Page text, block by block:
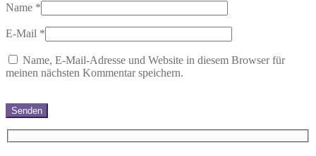
Name *
E-Mail *
Name, E-Mail-Adresse und Website in diesem Browser für
meinen nächsten Kommentar speichern.